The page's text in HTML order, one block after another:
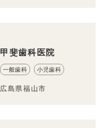
甲斐歯科医院
一般歯科 小児歯科
広島県福山市